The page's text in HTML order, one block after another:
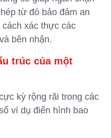
từ đó bảo đảm an
xác thực các
bên nhận.
trúc của một
kỳ rộng rãi trong các
ví dụ điển hình bao